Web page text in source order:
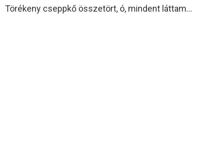
Törékeny cseppkő összetört, ó, mindent láttam…